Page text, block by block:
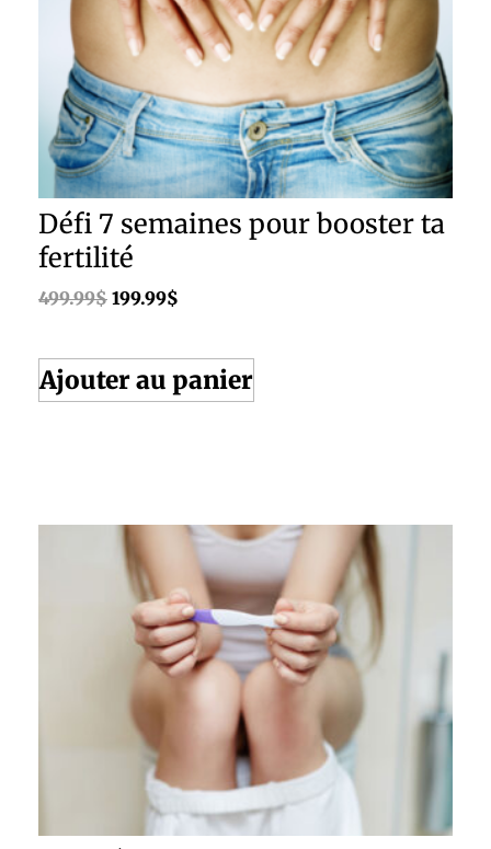
Défi 7 semaines pour booster ta
fertilité
499.99$ 199.99$
Ajouter au panier